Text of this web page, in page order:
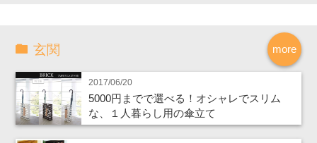
more
玄関
2017/06/20
5000円までで選べる！オシャレでスリム
な、１人暮らし用の傘立て